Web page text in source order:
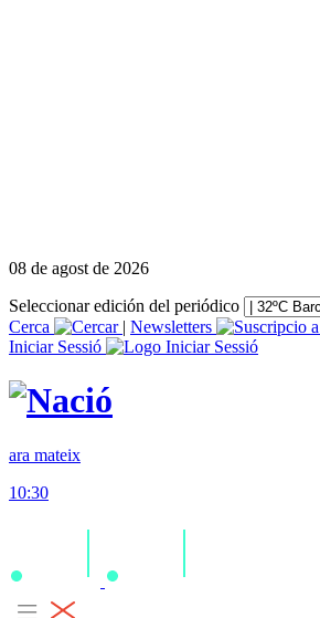
08 de agost de 2026
Seleccionar edición del periódico
Cerca
| Newsletters
Iniciar Sessió
ara mateix
10:30